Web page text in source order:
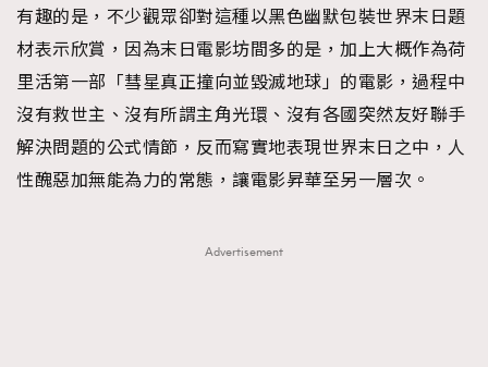
有趣的是，不少觀眾卻對這種以黑色幽默包裝世界末日題
材表示欣賞，因為末日電影坊間多的是，加上大概作為荷
里活第一部「彗星真正撞向並毀滅地球」的電影，過程中
沒有救世主、沒有所謂主角光環、沒有各國突然友好聯手
解決問題的公式情節，反而寫實地表現世界末日之中，人
性醜惡加無能為力的常態，讓電影昇華至另一層次。
Advertisement